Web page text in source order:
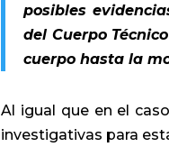
posibles
del Cuerpo
cuerpo hasta la
Al igual que en el
investigativas para